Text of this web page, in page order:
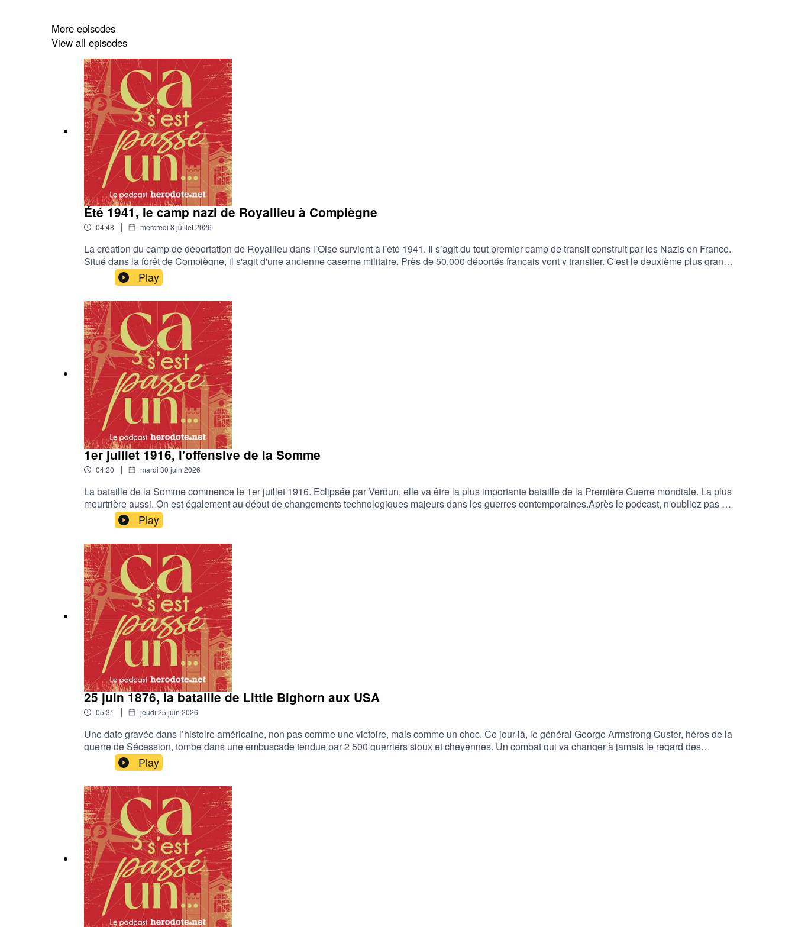
More episodes
View all episodes
Été 1941, le camp nazi de Royallieu à Compiègne
04:48 | mercredi 8 juillet 2026
La création du camp de déportation de Royallieu dans l’Oise survient à l'été 1941. Il s’agit du tout premier camp de transit construit par les Nazis en France.
Situé dans la forêt de Compiègne, il s'agit d'une ancienne caserne militaire. Près de 50.000 déportés français vont y transiter. C'est le deuxième plus grand
camp d’internement après Drancy.Après le podcast, n'oubliez pas de nous laisser un commentaire ou une note !Ça s'est passé un... le #podcast
d'Herodote.net raconté par Thomas Prongué #Royallieu #Oise #secondeguerremondiale
Play
1er juillet 1916, l'offensive de la Somme
04:20 | mardi 30 juin 2026
La bataille de la Somme commence le 1er juillet 1916. Eclipsée par Verdun, elle va être la plus importante bataille de la Première Guerre mondiale. La plus
meurtrière aussi. On est également au début de changements technologiques majeurs dans les guerres contemporaines.Après le podcast, n'oubliez pas de
nous laisser un commentaire ou une note !Ça s'est passé un... le #podcast d'Herodote.net raconté par Thomas Prongué #WW1 #Somme #tanks
Play
25 juin 1876, la bataille de Little Bighorn aux USA
05:31 | jeudi 25 juin 2026
Une date gravée dans l’histoire américaine, non pas comme une victoire, mais comme un choc. Ce jour-là, le général George Armstrong Custer, héros de la
guerre de Sécession, tombe dans une embuscade tendue par 2 500 guerriers sioux et cheyennes. Un combat qui va changer à jamais le regard des
Américains sur l’Ouest de leur pays.Après le podcast, n'oubliez pas de nous laisser un commentaire ou une note !Ça s'est passé un... le #podcast
d'Herodote.net raconté par Thomas Prongué
Play